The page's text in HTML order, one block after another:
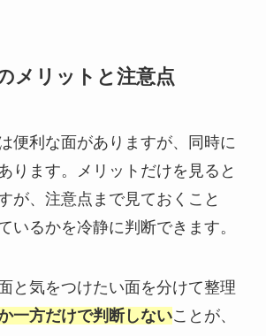
メリットと注意点
便利な面がありますが、同時に
ります。メリットだけを見ると
が、注意点まで見ておくこと
いるかを冷静に判断できます。
と気をつけたい面を分けて整理
一方だけで判断しないことが、